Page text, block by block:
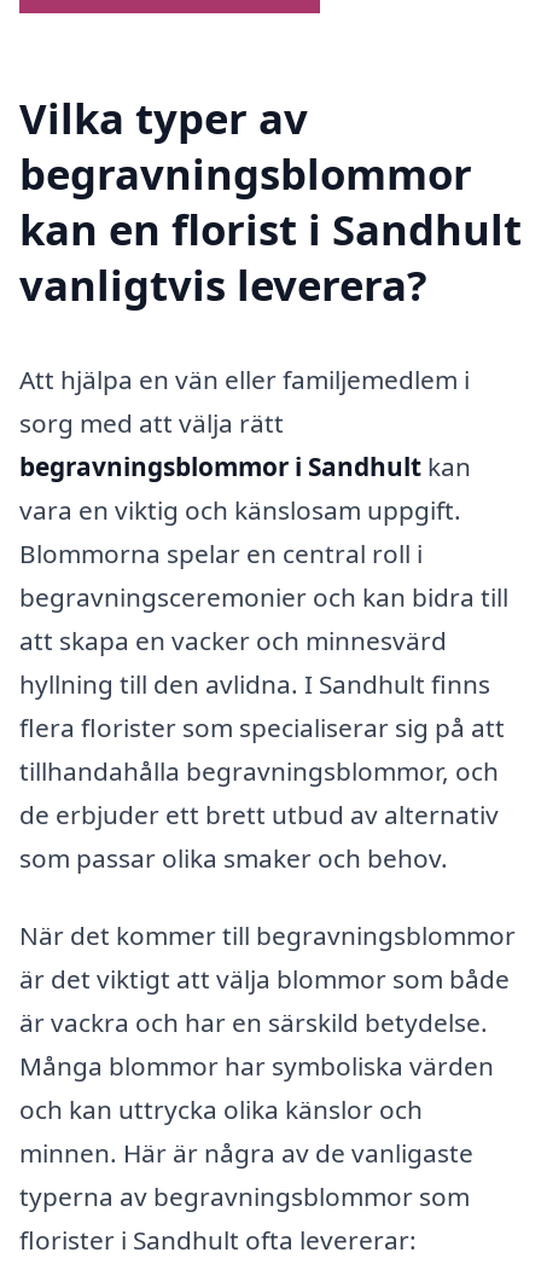
Vilka typer av
begravningsblommor
kan en florist i Sandhult
vanligtvis leverera?
Att hjälpa en vän eller familjemedlem i
sorg med att välja rätt
begravningsblommor i Sandhult kan
vara en viktig och känslosam uppgift.
Blommorna spelar en central roll i
begravningsceremonier och kan bidra till
att skapa en vacker och minnesvärd
hyllning till den avlidna. I Sandhult finns
flera florister som specialiserar sig på att
tillhandahålla begravningsblommor, och
de erbjuder ett brett utbud av alternativ
som passar olika smaker och behov.
När det kommer till begravningsblommor
är det viktigt att välja blommor som både
är vackra och har en särskild betydelse.
Många blommor har symboliska värden
och kan uttrycka olika känslor och
minnen. Här är några av de vanligaste
typerna av begravningsblommor som
florister i Sandhult ofta levererar: